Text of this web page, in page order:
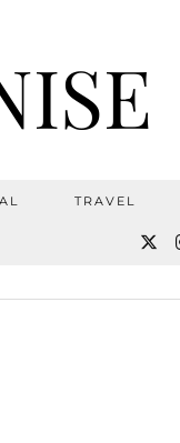
TRAVEL